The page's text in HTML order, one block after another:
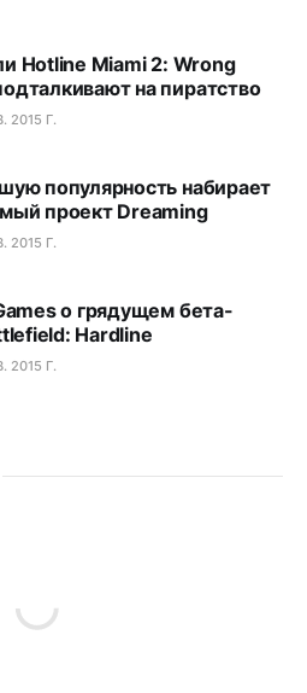
Hotline Miami 2: Wrong
на пиратство
2015 Г.
популярность набирает
проект Dreaming
2015 Г.
о грядущем бета-
Hardline
2015 Г.